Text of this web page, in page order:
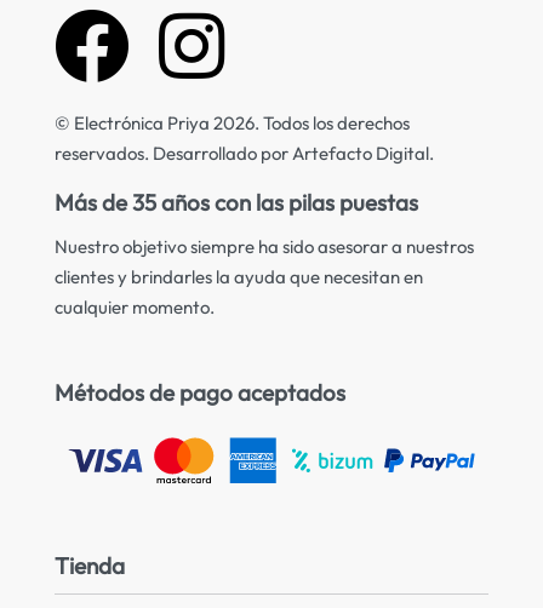
© Electrónica Priya 2026. Todos los derechos
reservados. Desarrollado por Artefacto Digital.
Más de 35 años con las pilas puestas
Nuestro objetivo siempre ha sido asesorar a nuestros
clientes y brindarles la ayuda que necesitan en
cualquier momento.
Métodos de pago aceptados
Tienda